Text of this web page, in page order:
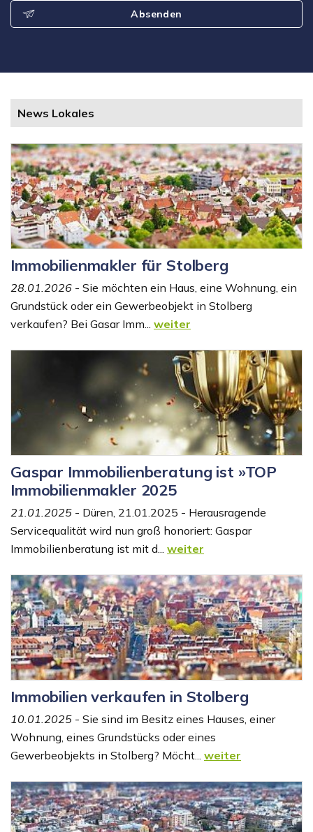
Absenden
News Lokales
Immobilienmakler für Stolberg
28.01.2026 - Sie möchten ein Haus, eine Wohnung, ein
Grundstück oder ein Gewerbeobjekt in Stolberg
verkaufen? Bei Gasar Imm... weiter
Gaspar Immobilienberatung ist »TOP
Immobilienmakler 2025
21.01.2025 - Düren, 21.01.2025 - Herausragende
Servicequalität wird nun groß honoriert: Gaspar
Immobilienberatung ist mit d... weiter
Immobilien verkaufen in Stolberg
10.01.2025 - Sie sind im Besitz eines Hauses, einer
Wohnung, eines Grundstücks oder eines
Gewerbeobjekts in Stolberg? Möcht... weiter